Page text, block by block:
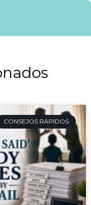
CONSEJOS RÁPIDOS